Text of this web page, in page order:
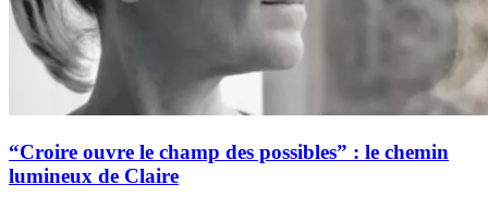
“Croire ouvre le champ des possibles” : le chemin
lumineux de Claire